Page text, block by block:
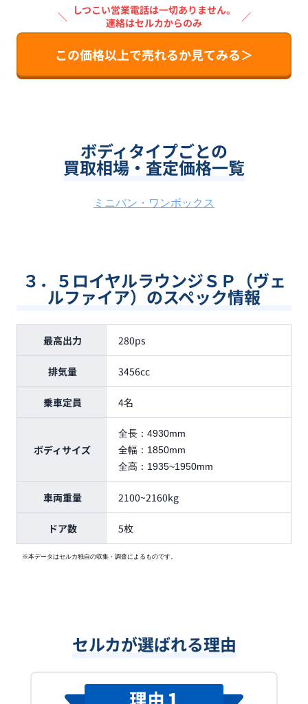
＼ しつこい営業電話は一切ありません。
連絡はセルカからのみ
／
この価格以上で売れるか見てみる＞
ボディタイプごとの
買取相場・査定価格一覧
ミニバン・ワンボックス
３．５ロイヤルラウンジＳＰ（ヴェ
ルファイア）のスペック情報
最高出力 280ps
排気量 3456cc
乗車定員 4名
ボディサイズ
全長： 4930mm
全幅： 1850mm
全高： 1935~1950mm
車両重量 2100~2160kg
ドア数 5枚
※本データはセルカ独自の収集・調査によるものです。
セルカが選ばれる理由